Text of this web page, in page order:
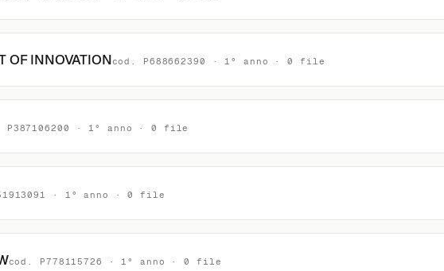
OF INNOVATIONcod. P688662390 · 1° anno · 0 file
P387106200 · 1° anno · 0 file
· 1° anno · 0 file
cod. P778115726 · 1° anno · 0 file